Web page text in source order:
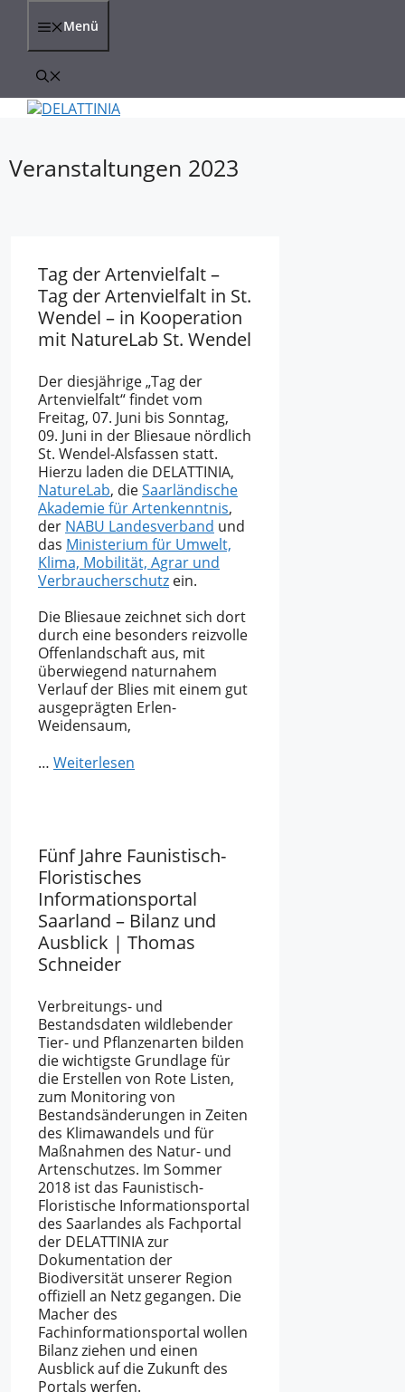
Zum
Menü
Veranstaltungen 2023
Tag der Artenvielfalt –
Tag der Artenvielfalt in St.
Wendel – in Kooperation
mit NatureLab St. Wendel
Der diesjährige „Tag der
Artenvielfalt“ findet vom
Freitag, 07. Juni bis Sonntag,
09. Juni in der Bliesaue nördlich
St. Wendel-Alsfassen statt.
Hierzu laden die DELATTINIA,
NatureLab, dieSaarländische
Akademie für Artenkenntnis,
der NABU Landesverband und
das Ministerium für Umwelt,
Klima, Mobilität, Agrar und
Verbraucherschutz ein.
Die Bliesaue zeichnet sich dort
durch eine besonders reizvolle
Offenlandschaft aus, mit
überwiegend naturnahem
Verlauf der Blies mit einem gut
ausgeprägten Erlen-
Weidensaum,
… Weiterlesen
Fünf Jahre Faunistisch-
Floristisches
Informationsportal
Saarland – Bilanz und
Ausblick | Thomas
Schneider
Verbreitungs- und
Bestandsdaten wildlebender
Tier- und Pflanzenarten bilden
die wichtigste Grundlage für
die Erstellen von Rote Listen,
zum Monitoring von
Bestandsänderungen in Zeiten
des Klimawandels und für
Maßnahmen des Natur- und
Artenschutzes. Im Sommer
2018 ist das Faunistisch-
Floristische Informationsportal
des Saarlandes als Fachportal
der DELATTINIA zur
Dokumentation der
Biodiversität unserer Region
offiziell an Netz gegangen. Die
Macher des
Fachinformationsportal wollen
Bilanz ziehen und einen
Ausblick auf die Zukunft des
Portals werfen.